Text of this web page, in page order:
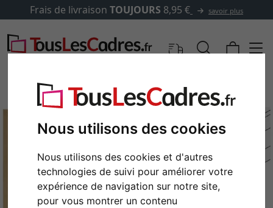
Nous utilisons des cookies
Nous utilisons des cookies et d'autres
technologies de suivi pour améliorer votre
expérience de navigation sur notre site,
pour vous montrer un contenu
Frais de livraison TOUJOURS 8,95 € savoir plus